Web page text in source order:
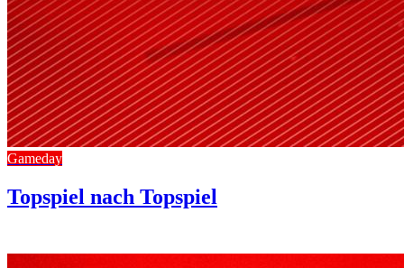
Gameday
Topspiel nach Topspiel